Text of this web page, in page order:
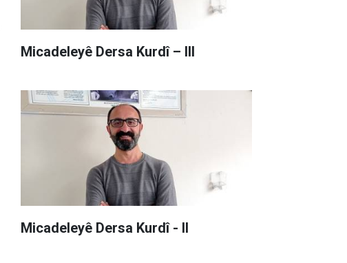
Micadeleyê Dersa Kurdî – III
Micadeleyê Dersa Kurdî - II